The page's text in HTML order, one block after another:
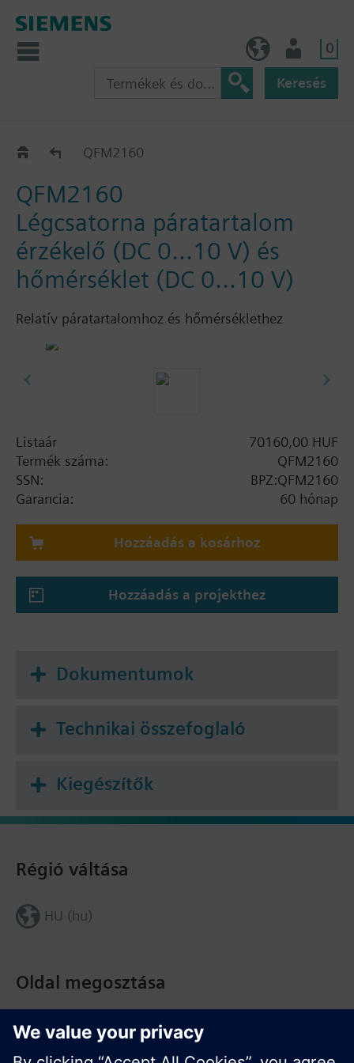
0
Keresés
QFM21..QFM2160
QFM2160
Légcsatorna páratartalom
érzékelő (DC 0...10 V) és
hőmérséklet (DC 0...10 V)
Relatív páratartalomhoz és hőmérséklethez
Listaár
70160,00 HUF
Termék száma:
QFM2160
SSN:
BPZ:QFM2160
Garancia:
60 hónap
Hozzáadás a kosárhoz
Hozzáadás a projekthez
Dokumentumok
Technikai összefoglaló
Kiegészítők
Oldal megosztása
Régió váltása
HU (hu)